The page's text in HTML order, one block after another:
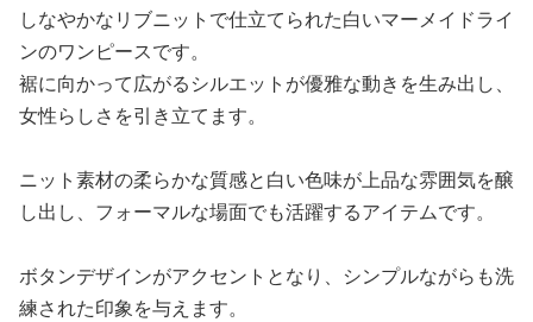
しなやかなリブニットで仕立てられた白いマーメイドライ
ンのワンピースです。
裾に向かって広がるシルエットが優雅な動きを生み出し、
女性らしさを引き立てます。
ニット素材の柔らかな質感と白い色味が上品な雰囲気を醸
し出し、フォーマルな場面でも活躍するアイテムです。
ボタンデザインがアクセントとなり、シンプルながらも洗
練された印象を与えます。